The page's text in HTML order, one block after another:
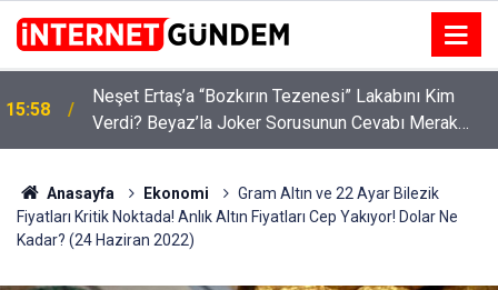
15:58
Neşet Ertaş’a “Bozkırın Tezenesi” Lakabını Kim
Verdi? Beyaz’la Joker Sorusunun Cevabı Merak
Edildi
Anasayfa Ekonomi
Gram Altın ve 22 Ayar Bilezik
Fiyatları Kritik Noktada! Anlık Altın Fiyatları Cep Yakıyor! Dolar Ne
Kadar? (24 Haziran 2022)